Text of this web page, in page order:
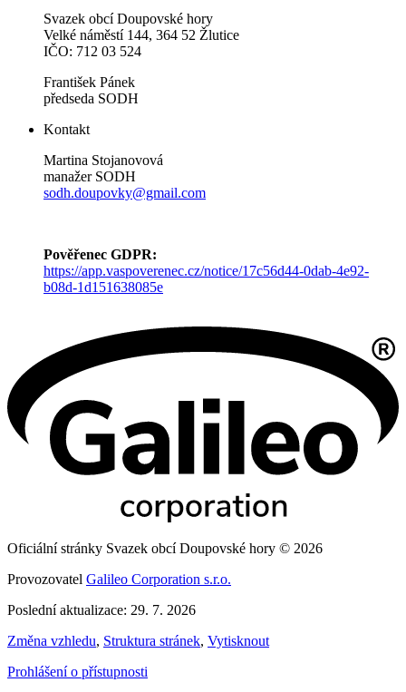
Svazek obcí Doupovské hory
Velké náměstí 144, 364 52 Žlutice
IČO: 712 03 524
František Pánek
předseda SODH
Kontakt
Martina Stojanovová
manažer SODH
sodh.doupovky@gmail.com
Pověřenec GDPR:
https://app.vaspoverenec.cz/notice/17c56d44-0dab-4e92-
b08d-1d151638085e
Oficiální stránky Svazek obcí Doupovské hory © 2026
Provozovatel Galileo Corporation s.r.o.
Poslední aktualizace: 29. 7. 2026
Změna vzhledu, Struktura stránek, Vytisknout
Prohlášení o přístupnosti